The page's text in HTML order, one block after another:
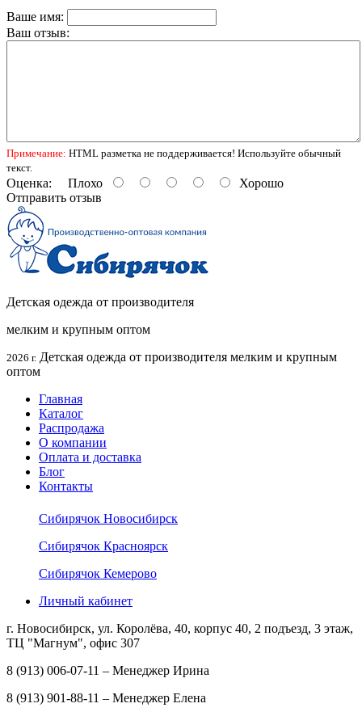
Ваше имя:
Ваш отзыв:
Примечание: HTML разметка не поддерживается! Используйте обычный
текст.
Оценка: Плохо
Хорошо
Отправить отзыв
Детская одежда от производителя
мелким и крупным оптом
2026 г. Детская одежда от производителя мелким и крупным
оптом
Главная
Каталог
Распродажа
О компании
Оплата и доставка
Блог
Контакты
Сибирячок Новосибирск
Сибирячок Красноярск
Сибирячок Кемерово
Личный кабинет
г. Новосибирск, ул. Королёва, 40, корпус 40, 2 подъезд, 3 этаж,
ТЦ "Магнум", офис 307
8 (913) 006-07-11 – Менеджер Ирина
8 (913) 901-88-11 – Менеджер Елена